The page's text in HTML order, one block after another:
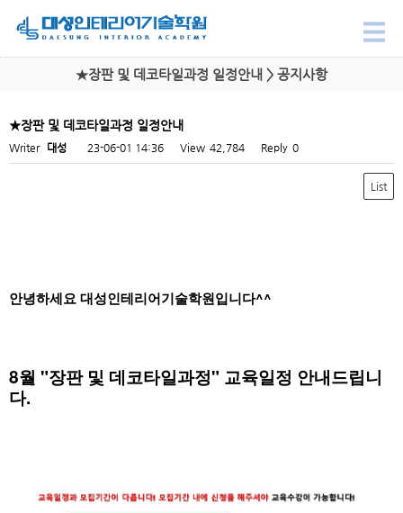
★장판 및 데코타일과정 일정안내 > 공지사항
★장판 및 데코타일과정 일정안내
Writer 대성 23-06-01 14:36 View 42,784 Reply 0
List
안녕하세요 대성인테리어기술학원입니다^^​
8월 "장판 및 데코타일과정" 교육일정 안내드립니
다.